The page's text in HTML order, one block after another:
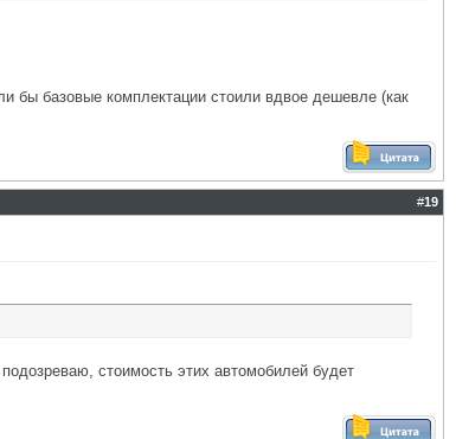
бы базовые комплектации стоили вдвое дешевле (как
#19
стоимость этих автомобилей будет